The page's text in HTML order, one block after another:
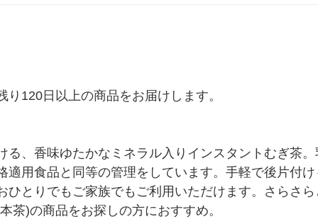
120日以上の商品をお届けします。
る、香味ゆたかなミネラル入りインスタントむぎ茶
用食品と同等の管理をしています。手軽で後片付
ひとりでもご家族でもご利用いただけます。さらさ
茶)の商品をお探しの方におすすめ。